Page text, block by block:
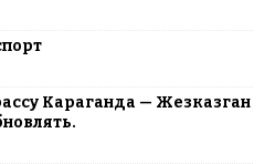
Караганда — Жезказган